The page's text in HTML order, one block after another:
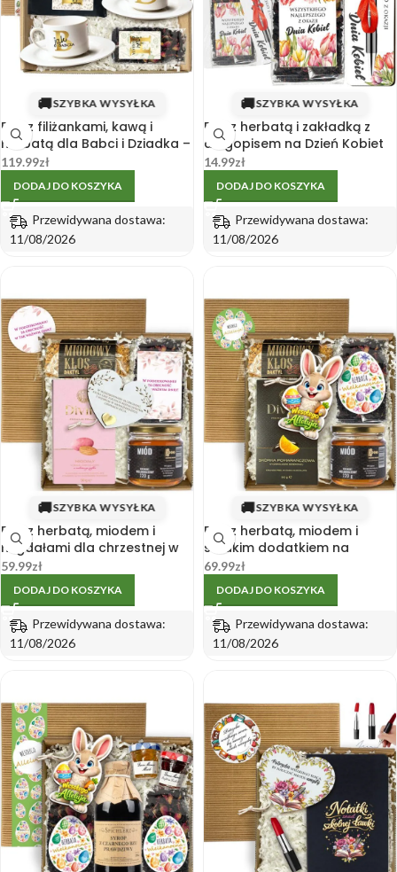
🚚SZYBKA WYSYŁKA
Box z filiżankami, kawą i
herbatą dla Babci i Dziadka –
Dzień Babci i Dziadka
119.99zł
DODAJ DO KOSZYKA
Przewidywana dostawa:
11/08/2026
🚚SZYBKA WYSYŁKA
Box z herbatą i zakładką z
długopisem na Dzień Kobiet
do pracy
14.99zł
DODAJ DO KOSZYKA
Przewidywana dostawa:
11/08/2026
🚚SZYBKA WYSYŁKA
Box z herbatą, miodem i
migdałami dla chrzestnej w
pudełku
59.99zł
DODAJ DO KOSZYKA
Przewidywana dostawa:
11/08/2026
🚚SZYBKA WYSYŁKA
Box z herbatą, miodem i
słodkim dodatkiem na
Wielkanoc 20×20 cm
69.99zł
DODAJ DO KOSZYKA
Przewidywana dostawa:
11/08/2026